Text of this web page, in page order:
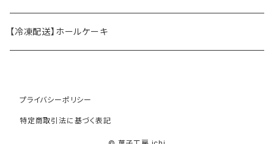
【冷凍配送】ホールケーキ
プライバシーポリシー
特定商取引法に基づく表記